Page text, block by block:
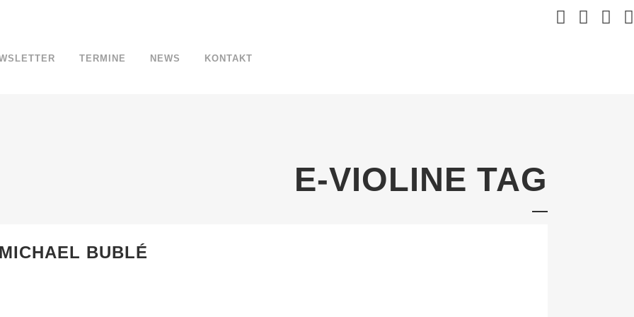
TERMINE NEWS KONTAKT
E-VIOLINE TAG
BUBLÉ